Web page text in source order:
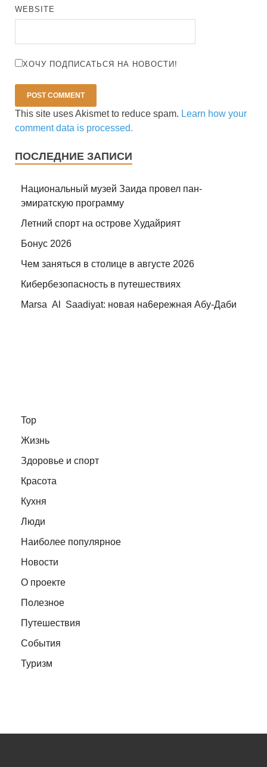
WEBSITE
ХОЧУ ПОДПИСАТЬСЯ НА НОВОСТИ!
This site uses Akismet to reduce spam. Learn how your
comment data is processed.
ПОСЛЕДНИЕ ЗАПИСИ
Национальный музей Заида провел пан-
эмиратскую программу
Летний спорт на острове Худайрият
Бонус 2026
Чем заняться в столице в августе 2026
Кибербезопасность в путешествиях
Marsa Al Saadiyat: новая на6ережная Абу-Даби
Top
Жизнь
Здоровье и спорт
Красота
Кухня
Люди
Наиболее популярное
Новости
О проекте
Полезное
Путешествия
События
Туризм